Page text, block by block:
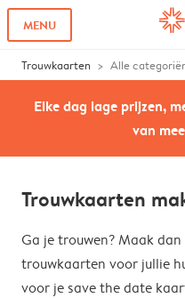
MENU
Trouwkaarten Alle
Elke dag lage prijzen,
van
Trouwkaarten
Ga je trouwen? Maak
trouwkaarten voor jullie
voor je save the date